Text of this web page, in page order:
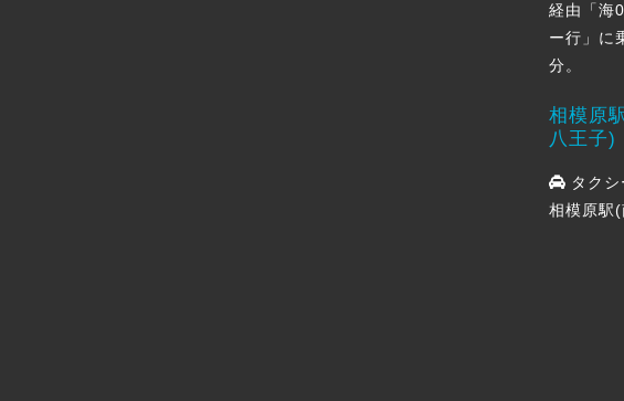
経由「海
ー行」に
分。
相模原
八王子)
タク
相模原駅